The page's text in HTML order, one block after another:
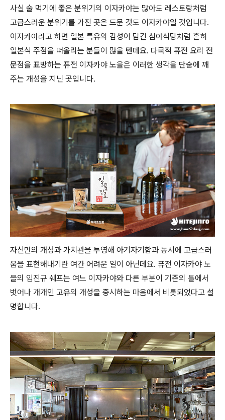
사실 술 먹기에 좋은 분위기의 이자카야는 많아도 레스토랑처럼
고급스러운 분위기를 가진 곳은 드문 것도 이자카야일 것입니다.
이자카야라고 하면 일본 특유의 감성이 담긴 심야식당처럼 흔히
일본식 주점을 떠올리는 분들이 많을 텐데요. 다국적 퓨전 요리 전
문점을 표방하는 퓨전 이자카야 노을은 이러한 생각을 단숨에 깨
주는 개성을 지닌 곳입니다.
자신만의 개성과 가치관을 투영해 아기자기함과 동시에 고급스러
움을 표현해내기란 여간 어려운 일이 아닌데요. 퓨전 이자카야 노
을의 임진규 쉐프는 여느 이자카야와 다른 부분이 기존의 틀에서
벗어나 개개인 고유의 개성을 중시하는 마음에서 비롯되었다고 설
명합니다.